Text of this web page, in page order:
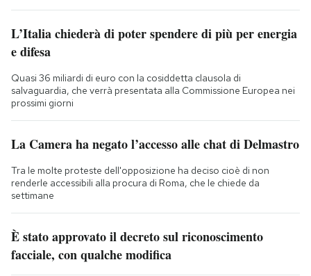
L’Italia chiederà di poter spendere di più per energia
e difesa
Quasi 36 miliardi di euro con la cosiddetta clausola di
salvaguardia, che verrà presentata alla Commissione Europea nei
prossimi giorni
La Camera ha negato l’accesso alle chat di Delmastro
Tra le molte proteste dell'opposizione ha deciso cioè di non
renderle accessibili alla procura di Roma, che le chiede da
settimane
È stato approvato il decreto sul riconoscimento
facciale, con qualche modifica